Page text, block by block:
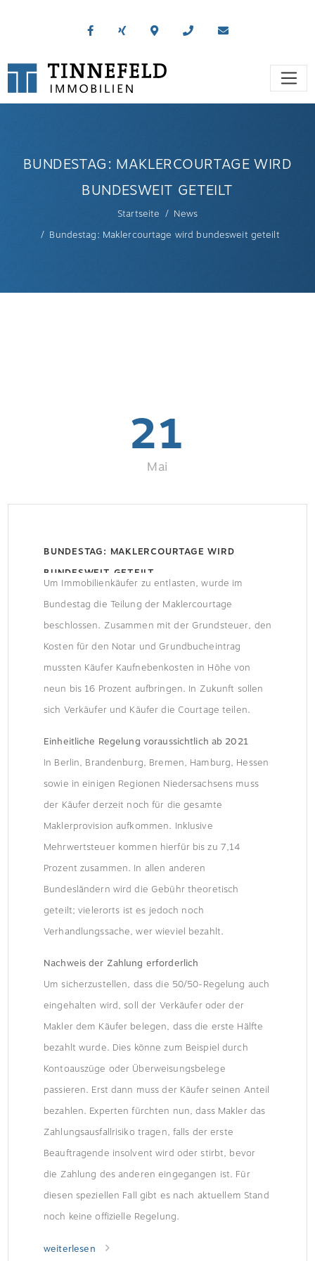
BUNDESTAG: MAKLERCOURTAGE WIRD
BUNDESWEIT GETEILT
Startseite
News
Bundestag: Maklercourtage wird bundesweit geteilt
21
Mai
BUNDESTAG: MAKLERCOURTAGE WIRD
BUNDESWEIT GETEILT
Um Immobilienkäufer zu entlasten, wurde im
Bundestag die Teilung der Maklercourtage
beschlossen. Zusammen mit der Grundsteuer, den
Kosten für den Notar und Grundbucheintrag
mussten Käufer Kaufnebenkosten in Höhe von
neun bis 16 Prozent aufbringen. In Zukunft sollen
sich Verkäufer und Käufer die Courtage teilen.
Einheitliche Regelung voraussichtlich ab 2021
In Berlin, Brandenburg, Bremen, Hamburg, Hessen
sowie in einigen Regionen Niedersachsens muss
der Käufer derzeit noch für die gesamte
Maklerprovision aufkommen. Inklusive
Mehrwertsteuer kommen hierfür bis zu 7,14
Prozent zusammen. In allen anderen
Bundesländern wird die Gebühr theoretisch
geteilt; vielerorts ist es jedoch noch
Verhandlungssache, wer wieviel bezahlt.
Nachweis der Zahlung erforderlich
Um sicherzustellen, dass die 50/50-Regelung auch
eingehalten wird, soll der Verkäufer oder der
Makler dem Käufer belegen, dass die erste Hälfte
bezahlt wurde. Dies könne zum Beispiel durch
Kontoauszüge oder Überweisungsbelege
passieren. Erst dann muss der Käufer seinen Anteil
bezahlen. Experten fürchten nun, dass Makler das
Zahlungsausfallrisiko tragen, falls der erste
Beauftragende insolvent wird oder stirbt, bevor
die Zahlung des anderen eingegangen ist. Für
diesen speziellen Fall gibt es nach aktuellem Stand
noch keine offizielle Regelung.
weiterlesen